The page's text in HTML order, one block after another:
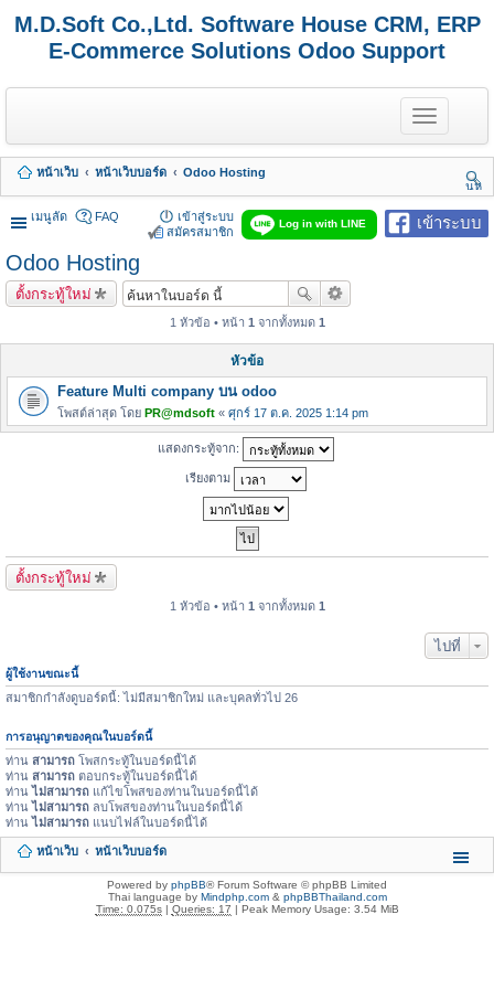
M.D.Soft Co.,Ltd. Software House CRM, ERP
E-Commerce Solutions Odoo Support
T
o
g
e
n
a
o
หน้าเว็บ หน้าเว็บบอร์ด
Odoo Hosting
นห
า
เมนูลัด
เข้าระบบ
Log in with LINE
FAQ
เข้าสู่ระบบ
สมัครสมาชิก
Odoo Hosting
ตั้งกระทู้ใหม่
1 หัวข้อ • หน้า 1 จากทั้งหมด 1
หัวข้อ
Feature Multi company บน odoo
โพสต์ล่าสุด โดย PR@mdsoft « ศุกร์ 17 ต.ค. 2025 1:14 pm
แสดงกระทู้จาก:
เรียงตาม
ตั้งกระทู้ใหม่
1 หัวข้อ • หน้า 1 จากทั้งหมด 1
ไปที่
ผู้ใช้งานขณะนี้
สมาชิกกำลังดูบอร์ดนี้: ไม่มีสมาชิกใหม่ และบุคลทั่วไป 26
การอนุญาตของคุณในบอร์ดนี้
ท่าน สามารถ โพสกระทู้ในบอร์ดนี้ได้
ท่าน สามารถ ตอบกระทู้ในบอร์ดนี้ได้
ท่านไม่สามารถ แก้ไขโพสของท่านในบอร์ดนี้ได้
ท่านไม่สามารถ ลบโพสของท่านในบอร์ดนี้ได้
ท่านไม่สามารถ แนบไฟล์ในบอร์ดนี้ได้
หน้าเว็บ หน้าเว็บบอร์ด
Powered by phpBB® Forum Software © phpBB Limited
Thai language by Mindphp.com& phpBBThailand.com
Time: 0.075s| Queries: 17 | Peak Memory Usage: 3.54 MiB